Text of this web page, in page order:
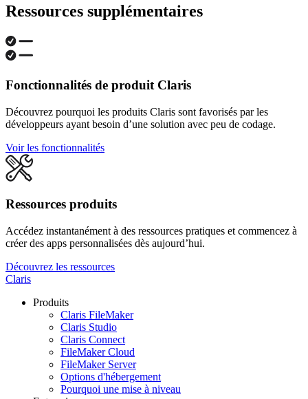
Ressources supplémentaires
Fonctionnalités de produit Claris
Découvrez pourquoi les produits Claris sont favorisés par les
développeurs ayant besoin d’une solution avec peu de codage.
Voir les fonctionnalités
Ressources produits
Accédez instantanément à des ressources pratiques et commencez à
créer des apps personnalisées dès aujourd’hui.
Découvrez les ressources
Claris
Produits
Claris FileMaker
Claris Studio
Claris Connect
FileMaker Cloud
FileMaker Server
Options d'hébergement
Pourquoi une mise à niveau